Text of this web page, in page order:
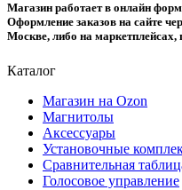
Магазин работает в онлайн
Оформление заказов на сайте
Москве, либо на маркетплейсах,
Каталог
Магазин на Ozon
Магнитолы
Аксессуары
Установочные
Сравнительная
Голосовое управление